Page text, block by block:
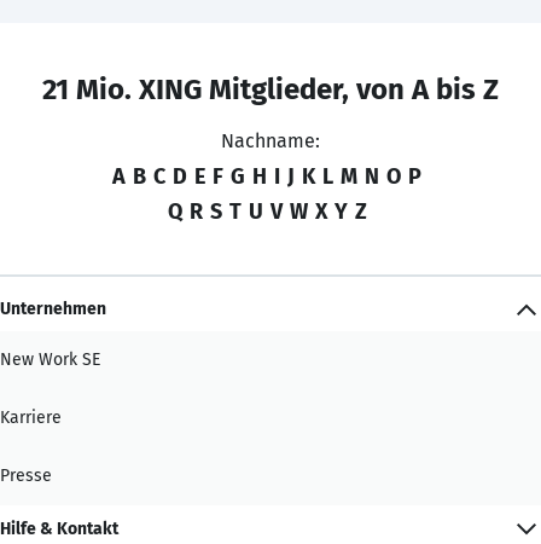
21 Mio. XING Mitglieder, von A bis Z
Nachname:
A B C D E F G H I J K L M N O P
Q R S T U V W X Y Z
Unternehmen
New Work SE
Karriere
Presse
Hilfe & Kontakt